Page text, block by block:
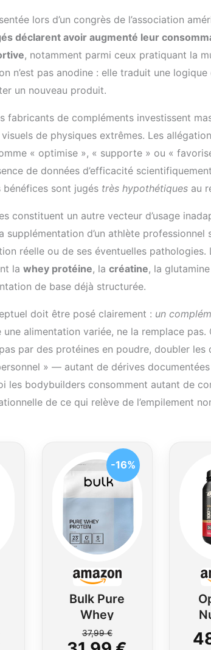
lors d’un congrès de l’association
déclarent avoir augmenté leur
, notamment parmi ceux pratiquant la
n’est pas anodine : elle traduit une logique
un nouveau produit.
fabricants de compléments investissent
de physiques extrêmes. Les
« optimise », « supporte » ou «
de données d’efficacité
sont jugés très hypothétiques au
constituent un autre vecteur d’usage
supplémentation d’un athlète
réelle ou de ses éventuelles
la whey protéine, la créatine, la
de base déjà structurée.
doit être posé clairement : un
une alimentation variée, ne la remplace
par des protéines en poudre, doubler
» — autant de dérives
les bodybuilders consomment autant de
de ce qui relève de l’empilement
Bulk Pure
Whey
Protéine en
Poudre,
37,99 €
-16%